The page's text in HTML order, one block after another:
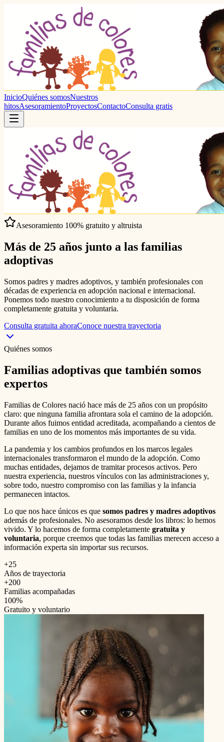
InicioQuiénes somosNuestros
hitosAsesoramientoProyectosContactoConsulta gratis
Asesoramiento 100% gratuito y altruista
Más de 25 años junto a las familias
adoptivas
Somos padres y madres adoptivos, y también profesionales con
décadas de experiencia en adopción nacional e internacional.
Ponemos todo nuestro conocimiento a tu disposición de forma
completamente gratuita y voluntaria.
Consulta gratuita ahoraConoce nuestra trayectoria
Quiénes somos
Familias adoptivas que también somos
expertos
Familias de Colores nació hace más de 25 años con un propósito
claro: que ninguna familia afrontara sola el camino de la adopción.
Durante años fuimos entidad acreditada, acompañando a cientos de
familias en uno de los momentos más importantes de su vida.
La pandemia y los cambios profundos en los marcos legales
internacionales transformaron el mundo de la adopción. Como
muchas entidades, dejamos de tramitar procesos activos. Pero
nuestra experiencia, nuestros vínculos con las administraciones y,
sobre todo, nuestro compromiso con las familias y la infancia
permanecen intactos.
Lo que nos hace únicos es que somos padres y madres adoptivos
además de profesionales. No asesoramos desde los libros: lo hemos
vivido. Y lo hacemos de forma completamente gratuita y
voluntaria, porque creemos que todas las familias merecen acceso a
información experta sin importar sus recursos.
+25
Años de trayectoria
+200
Familias acompañadas
100%
Gratuito y voluntario